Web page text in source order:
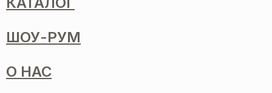
ШОУ-РУМ
О НАС